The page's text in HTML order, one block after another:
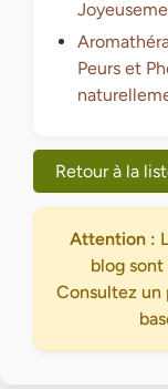
Peurs et
Retour à la
Attention :
blog
Consultez un